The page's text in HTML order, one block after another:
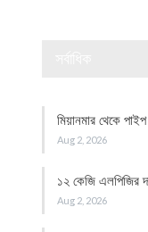
মিয়ানমার থেকে
Aug 2, 2026
১২ কেজি এলপিজির
Aug 2, 2026